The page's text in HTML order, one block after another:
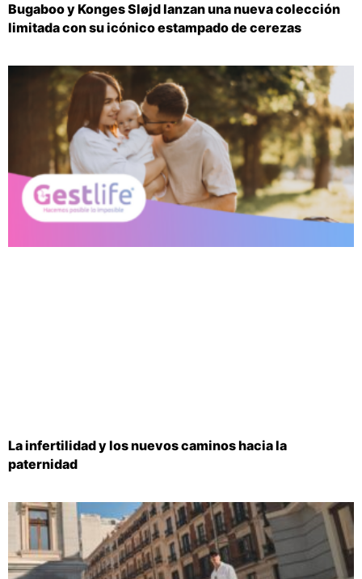
Bugaboo y Konges Sløjd lanzan una nueva colección
limitada con su icónico estampado de cerezas
La infertilidad y los nuevos caminos hacia la
paternidad